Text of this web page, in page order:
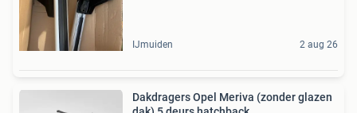
IJmuiden 2 aug 26
Dakdragers Opel Meriva (zonder glazen